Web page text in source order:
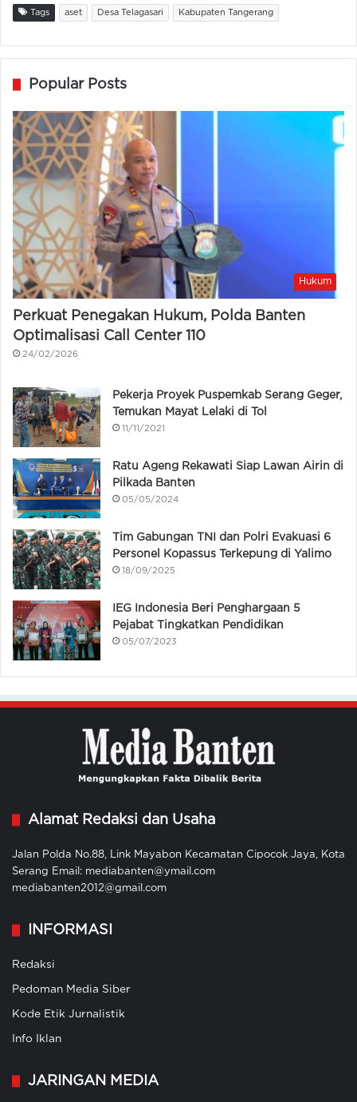
Tags aset Desa Telagasari Kabupaten Tangerang
Popular Posts
Hukum
Perkuat Penegakan Hukum, Polda Banten
Optimalisasi Call Center 110
24/02/2026
Pekerja Proyek Puspemkab Serang Geger,
Temukan Mayat Lelaki di Tol
11/11/2021
Ratu Ageng Rekawati Siap Lawan Airin di
Pilkada Banten
05/05/2024
Tim Gabungan TNI dan Polri Evakuasi 6
Personel Kopassus Terkepung di Yalimo
18/09/2025
IEG Indonesia Beri Penghargaan 5
Pejabat Tingkatkan Pendidikan
05/07/2023
Alamat Redaksi dan Usaha
Jalan Polda No.88, Link Mayabon Kecamatan Cipocok Jaya, Kota
Serang Email: mediabanten@ymail.com
mediabanten2012@gmail.com
INFORMASI
Redaksi
Pedoman Media Siber
Kode Etik Jurnalistik
Info Iklan
JARINGAN MEDIA